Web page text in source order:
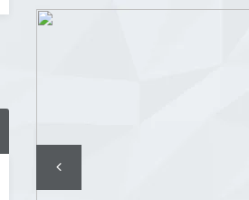
benimseyen Ankara Kanopi sektörüne sürekli
yatırım yapan, marka sorumluluğun bilincinde bir